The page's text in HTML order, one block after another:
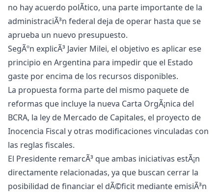
no hay acuerdo polÃ­tico, una parte importante de la
administraciÃ³n federal deja de operar hasta que se
aprueba un nuevo presupuesto.
SegÃºn explicÃ³ Javier Milei, el objetivo es aplicar ese
principio en Argentina para impedir que el Estado
gaste por encima de los recursos disponibles.
La propuesta forma parte del mismo paquete de
reformas que incluye la nueva Carta OrgÃ¡nica del
BCRA, la ley de Mercado de Capitales, el proyecto de
Inocencia Fiscal y otras modificaciones vinculadas con
las reglas fiscales.
El Presidente remarcÃ³ que ambas iniciativas estÃ¡n
directamente relacionadas, ya que buscan cerrar la
posibilidad de financiar el dÃ©ficit mediante emisiÃ³n